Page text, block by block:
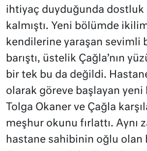
ihtiyaç duyduğunda dostluk
kalmıştı. Yeni bölümde
kendilerine yaraşan sevimli
barıştı, üstelik Çağla’nın
bir tek bu da değildi.
olarak göreve başlayan yeni
Tolga Okaner ve Çağla
meşhur okunu fırlattı. Aynı
hastane sahibinin oğlu olan